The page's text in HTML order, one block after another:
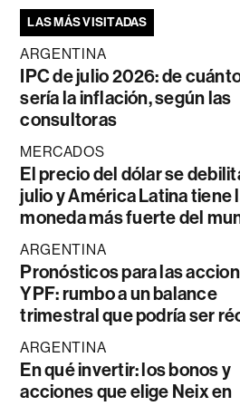
LAS MÁS VISITADAS
ARGENTINA
IPC de julio 2026: de
sería la inflación, según las
consultoras
MERCADOS
El precio del dólar se
julio y América Latina tiene
moneda más fuerte del
ARGENTINA
Pronósticos para las
YPF: rumbo a un balance
trimestral que podría ser
ARGENTINA
En qué invertir: los bonos y
acciones que elige Neix en